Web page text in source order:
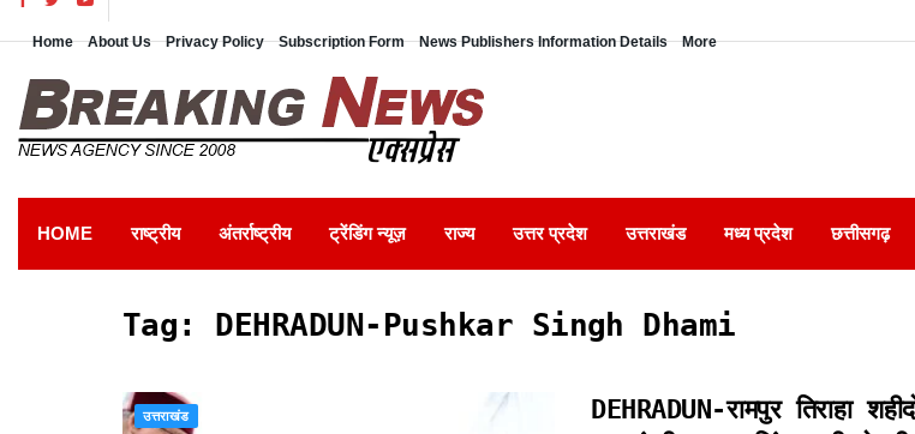
Home About Us Privacy Policy Subscription Form News Publishers Information Details More
HOME राष्ट्रीय अंतर्राष्ट्रीय ट्रेंडिंग न्यूज़ राज्य उत्तर प्रदेश उत्तराखंड मध्य प्रदेश छत्तीसगढ़
Tag: DEHRADUN-Pushkar Singh Dhami
उत्तराखंड
DEHRADUN-रामपुर तिराहा